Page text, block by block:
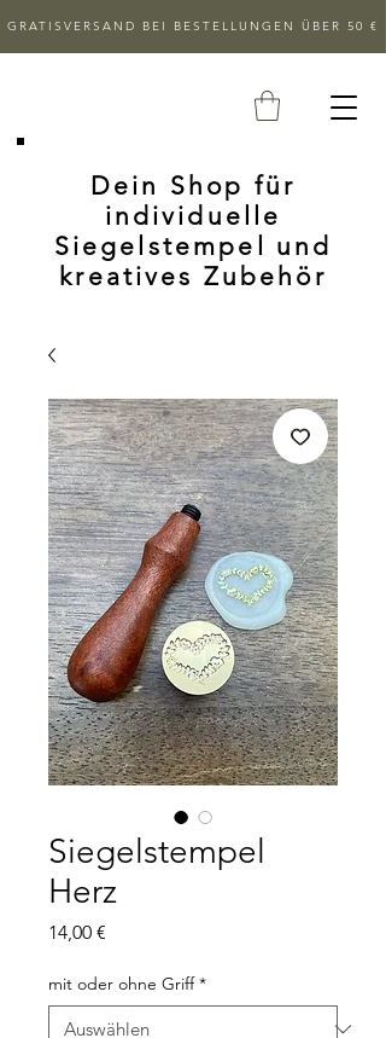
GRATISVERSAND BEI BESTELLUNGEN ÜBER 50 €
Dein Shop für
individuelle
Siegelstempel und
kreatives Zubehör
Siegelstempel
Herz
14,00 €
mit oder ohne Griff *